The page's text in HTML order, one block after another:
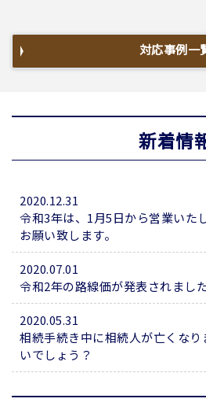
対応事例一
新着情
2020.12.31
令和3年は、1月5日から営業いた
お願い致します。
2020.07.01
令和2年の路線価が発表されました
2020.05.31
相続手続き中に相続人が亡くな
いでしょう？